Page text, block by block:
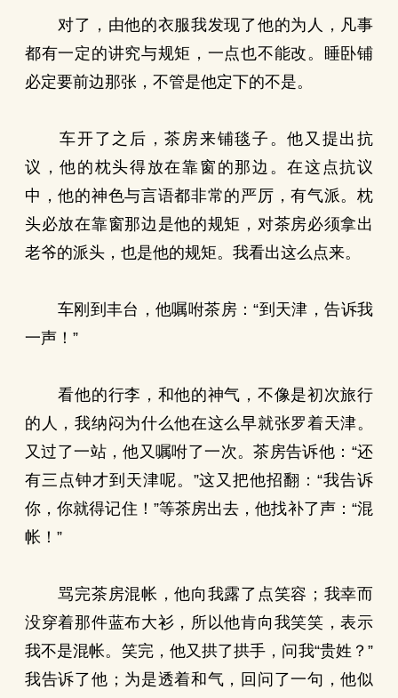
对了，由他的衣服我发现了他的为人，凡事
都有一定的讲究与规矩，一点也不能改。睡卧铺
必定要前边那张，不管是他定下的不是。
车开了之后，茶房来铺毯子。他又提出抗
议，他的枕头得放在靠窗的那边。在这点抗议
中，他的神色与言语都非常的严厉，有气派。枕
头必放在靠窗那边是他的规矩，对茶房必须拿出
老爷的派头，也是他的规矩。我看出这么点来。
车刚到丰台，他嘱咐茶房：“到天津，告诉我
一声！”
看他的行李，和他的神气，不像是初次旅行
的人，我纳闷为什么他在这么早就张罗着天津。
又过了一站，他又嘱咐了一次。茶房告诉他：“还
有三点钟才到天津呢。”这又把他招翻：“我告诉
你，你就得记住！”等茶房出去，他找补了声：“混
帐！”
骂完茶房混帐，他向我露了点笑容；我幸而
没穿着那件蓝布大衫，所以他肯向我笑笑，表示
我不是混帐。笑完，他又拱了拱手，问我“贵姓？”
我告诉了他；为是透着和气，回问了一句，他似